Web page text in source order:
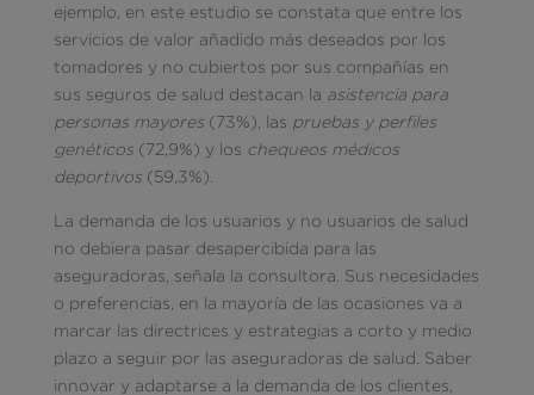
ejemplo, en este estudio se constata que entre los
servicios de valor añadido más deseados por los
tomadores y no cubiertos por sus compañías en
sus seguros de salud destacan la asistencia para
personas mayores(73%), las pruebas y perfiles
genéticos(72,9%) y los chequeos médicos
deportivos(59,3%).
La demanda de los usuarios y no usuarios de salud
no debiera pasar desapercibida para las
aseguradoras, señala la consultora. Sus necesidades
o preferencias, en la mayoría de las ocasiones va a
marcar las directrices y estrategias a corto y medio
plazo a seguir por las aseguradoras de salud. Saber
innovar y adaptarse a la demanda de los clientes,